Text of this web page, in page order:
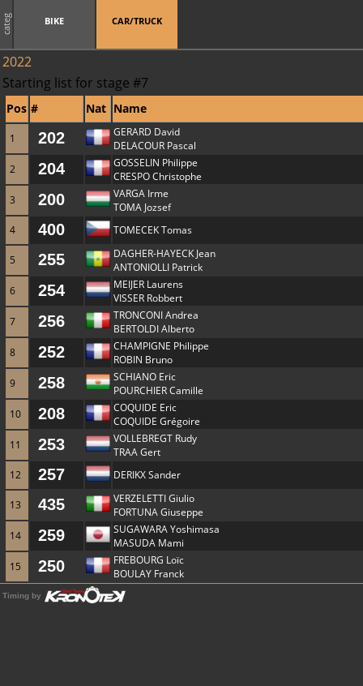
categ BIKE CAR/TRUCK
2022
Starting list for stage #7
Pos # Nat Name
1 202
GERARD David
DELACOUR Pascal
2
204
GOSSELIN Philippe
CRESPO Christophe
3
200
VARGA Irme
TOMA Jozsef
4
400 TOMECEK Tomas
5 255
DAGHER-HAYECK Jean
ANTONIOLLI Patrick
6
254
MEIJER Laurens
VISSER Robbert
7
256
TRONCONI Andrea
BERTOLDI Alberto
8
252
CHAMPIGNE Philippe
ROBIN Bruno
9
258
SCHIANO Eric
POURCHIER Camille
10
208
COQUIDE Eric
COQUIDE Grégoire
11
253
VOLLEBREGT Rudy
TRAA Gert
12
257 DERIKX Sander
13 435
VERZELETTI Giulio
FORTUNA Giuseppe
14
259
SUGAWARA Yoshimasa
MASUDA Mami
15
250
FREBOURG Loïc
BOULAY Franck
Timing by